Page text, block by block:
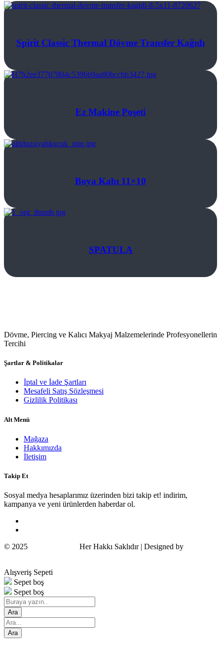
Spirit Classic Thermal Dövme Transfer Kağıdı
Ez Makine Poşeti
Boya Kabı 11×10
SPATULA
Dövme, Piercing ve Kalıcı Makyaj Malzemelerinde Profesyonellerin
Tercihi
Şartlar & Politikalar
İptal ve İade Şartları
Mesafeli Satış Sözleşmesi
Gizlilik Politikası
Alt Menü
Mağaza
Hakkımızda
İletişim
Takip Et
Sosyal medya hesaplarımız üzerinden bizi takip et! indirim,
kampanya ve yeni ürünlerden haberdar ol.
© 2025
Her Hakkı Saklıdır | Designed by
Alışveriş Sepeti
Sepet boş
Sepet boş